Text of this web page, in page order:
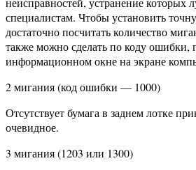
специалистам. Чтобы установить
достаточно посчитать количество
также можно сделать по коду ошибки,
информационном окне на экране
2 мигания (код ошибки — 1000)
Отсутствует бумага в заднем лотке
очевидное.
3 мигания (1203 или 1300)